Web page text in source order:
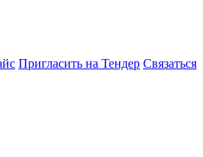
Пригласить на Тендер Связаться